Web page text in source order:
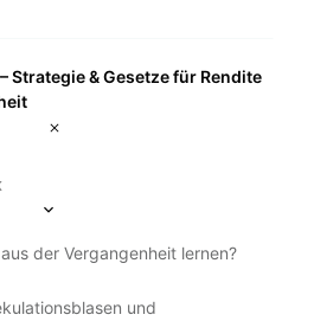
Strategie & Gesetze für Rendite
der Vergangenheit lernen?
und